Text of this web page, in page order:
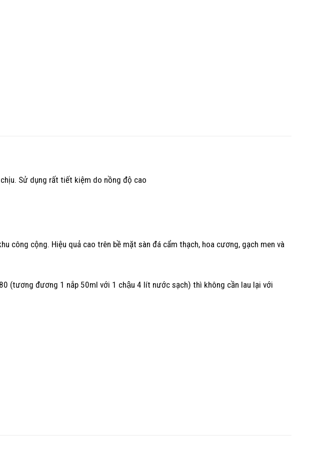
Sử dụng rất tiết kiệm do nồng độ cao
công cộng. Hiệu quả cao trên bề mặt sàn đá cẩm thạch, hoa cương, gạch men và
(tương đương 1 nắp 50ml với 1 chậu 4 lít nước sạch) thì không cần lau lại với